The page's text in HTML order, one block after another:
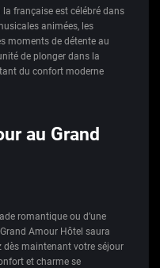
la française est célébré dans
animées, les
moments de détente au
de plonger dans la
du confort moderne
au Grand
romantique ou d’une
Amour Hôtel saura
dès maintenant votre séjour
et charme se